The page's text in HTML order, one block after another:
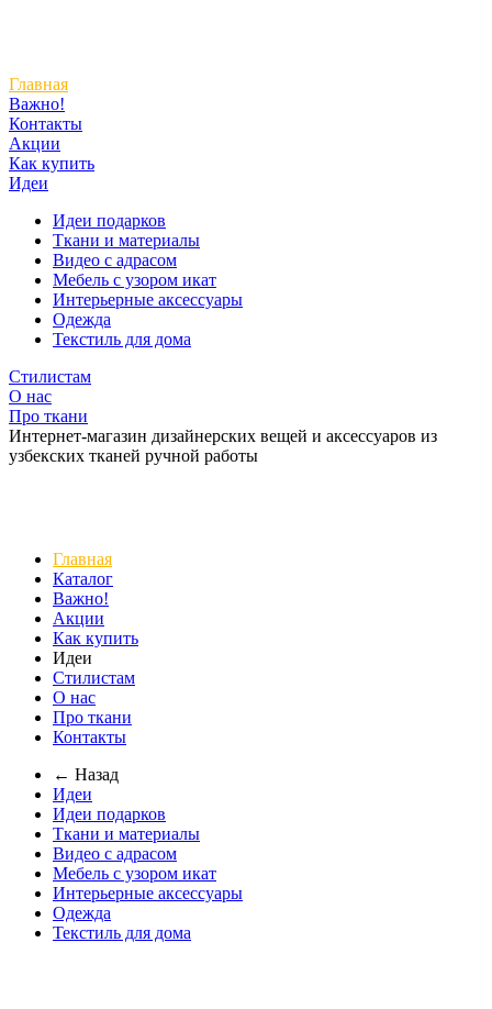
Главная
Важно!
Контакты
Акции
Как купить
Идеи
Идеи подарков
Ткани и материалы
Видео с адрасом
Мебель с узором икат
Интерьерные аксессуары
Одежда
Текстиль для дома
Стилистам
О нас
Про ткани
Интернет-магазин дизайнерских вещей и аксессуаров из
узбекских тканей ручной работы
Главная
Каталог
Важно!
Акции
Как купить
Идеи
Стилистам
О нас
Про ткани
Контакты
← Назад
Идеи
Идеи подарков
Ткани и материалы
Видео с адрасом
Мебель с узором икат
Интерьерные аксессуары
Одежда
Текстиль для дома